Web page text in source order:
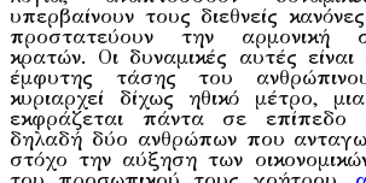
υπερβαίνουν τους διεθνείς
προστατεύουν την αρμονική
κρατών. Οι δυναμικές αυτές
έμφυτης τάσης του
κυριαρχεί δίχως ηθικό μέτρο,
εκφράζεται πάντα σε επίπεδο
δηλαδή δύο ανθρώπων που
στόχο την αύξηση των